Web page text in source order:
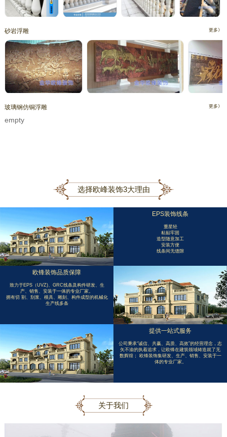
砂岩浮雕 更多》
玻璃钢仿铜浮雕 更多》
empty
选择欧峰装饰3大理由
EPS装饰线条
重星轻
粘贴牢固
造型随意加工
安装方便
线条间无缝隙
欧锋装饰品质保障
致力于EPS（UVZ)、GRC线条及构件研发、生
产、销售、安装于一体的专业厂家。
拥有切 割、刮浆、模具、雕刻、构件成型的机械化
生产线多条
提供一站式服务
公司秉承“诚信、共赢、高质、高效”的经营理念，志
矢不渝的执着追求，让欧锋在建筑领域铸造就了无
数辉煌； 欧锋装饰集研发、生产、销售、安装于一
体的专业厂家。
关于我们